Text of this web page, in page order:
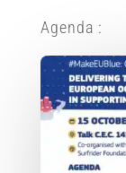
Agenda :